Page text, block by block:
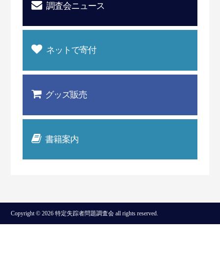
調査会ニュース
ネットで寄付
グッズ販売
書籍案内
Copyright © 2026 特定失踪者問題調査会 all rights reserved.